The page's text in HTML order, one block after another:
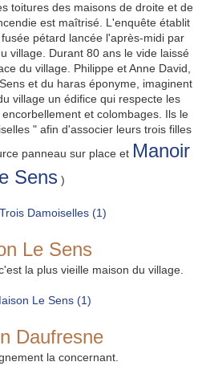
toitures des maisons de droite et de
est maîtrisé. L'enquête établit
pétard lancée l'après-midi par
village. Durant 80 ans le vide laissé
du village. Philippe et Anne David,
et du haras éponyme, imaginent
village un édifice qui respecte les
et colombages. Ils le
" afin d'associer leurs trois filles
panneau sur place et Manoir
Sens )
Le Sens
la plus vieille maison du village.
Daufresne
la concernant.